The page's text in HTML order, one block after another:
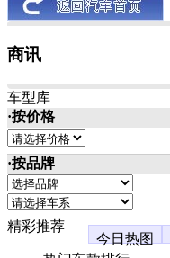
商讯
车型库
·按价格
·按品牌
精彩推荐
今日热图